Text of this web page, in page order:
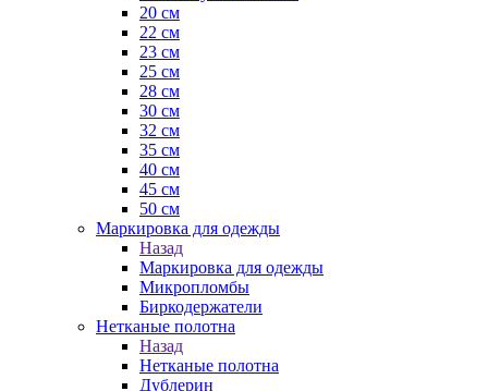
20 см
22 см
23 см
25 см
28 см
30 см
32 см
35 см
40 см
45 см
50 см
Маркировка для одежды
Назад
Маркировка для одежды
Микропломбы
Биркодержатели
Нетканые полотна
Назад
Нетканые полотна
Дублерин